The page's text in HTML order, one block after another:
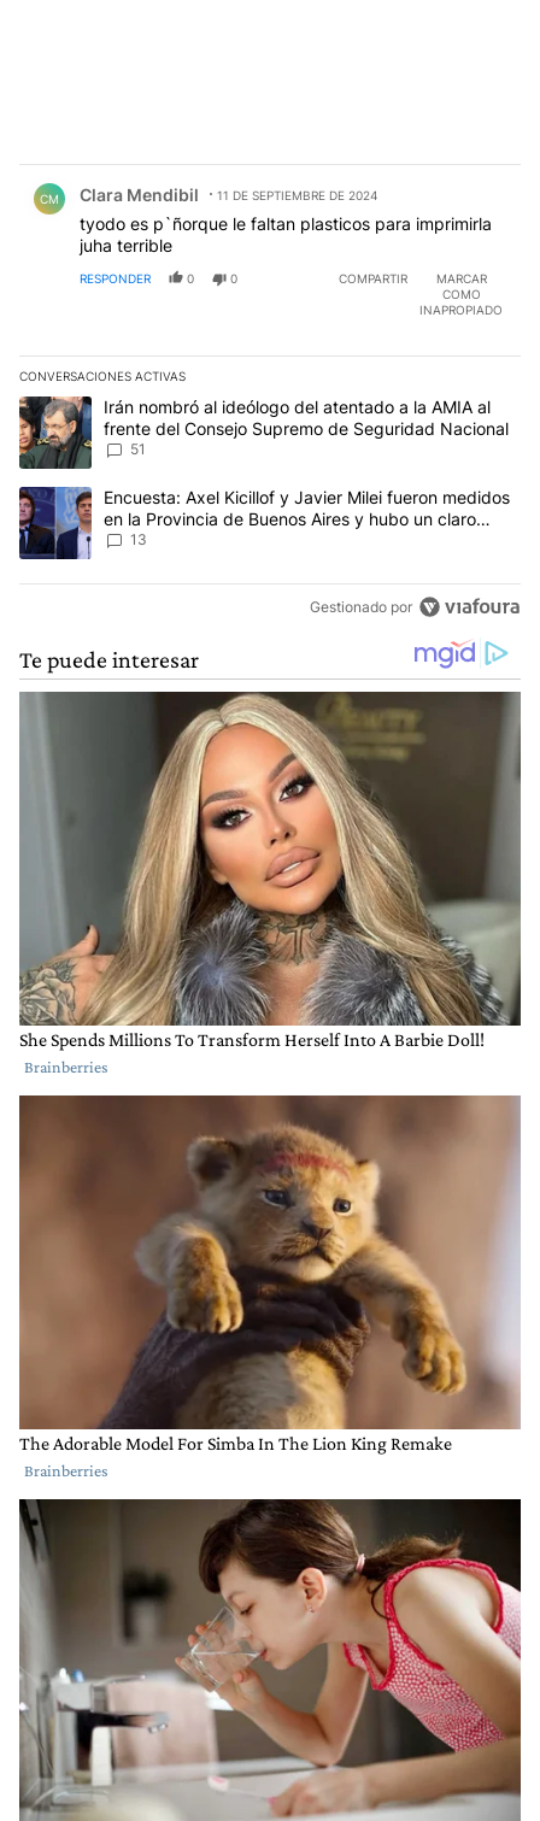
CM Clara Mendibil 11 DE SEPTIEMBRE DE 2024
tyodo es p`ñorque le faltan plasticos para imprimirla
juha terrible
RESPONDER 0 0 COMPARTIR
MARCAR
COMO
INAPROPIADO
CONVERSACIONES ACTIVAS
Este listado muestra los artículos con más comentarios en los
Un artículo de tendencia con el título "Irán nombró al ideólogo
Irán nombró al ideólogo del atentado a la AMIA al
frente del Consejo Supremo de Seguridad Nacional
51
Un artículo de tendencia con el título "Encuesta: Axel Kicillof y
Encuesta: Axel Kicillof y Javier Milei fueron medidos
en la Provincia de Buenos Aires y hubo un claro
ganador
13
Gestionado por